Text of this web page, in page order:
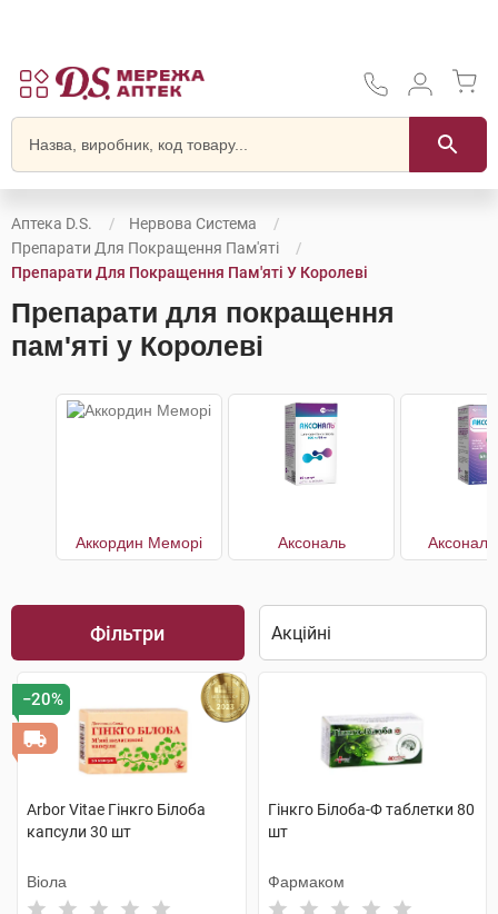
Аптека D.S.
Нервова Система
Препарати Для Покращення Пам'яті
Препарати Для Покращення Пам'яті У Королеві
Препарати для покращення
пам'яті у Королеві
Аккордин Меморі Аксональ Аксональ
Фільтри
−20%
Arbor Vitae Гінкго Білоба
капсули 30 шт
Віола
Гінкго Білоба-Ф таблетки 80
шт
Фармаком